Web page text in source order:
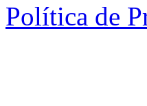
Política de